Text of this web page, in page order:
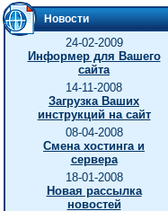
Новости
24-02-2009
Информер для Вашего
сайта
14-11-2008
Загрузка Ваших
инструкций на сайт
08-04-2008
Смена хостинга и
сервера
18-01-2008
Новая рассылка
новостей